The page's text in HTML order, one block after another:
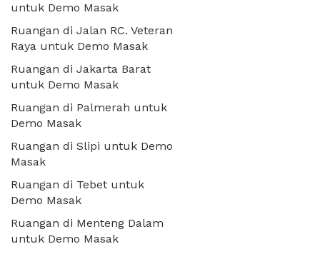
untuk Demo Masak
Ruangan di Jalan RC. Veteran
Raya untuk Demo Masak
Ruangan di Jakarta Barat
untuk Demo Masak
Ruangan di Palmerah untuk
Demo Masak
Ruangan di Slipi untuk Demo
Masak
Ruangan di Tebet untuk
Demo Masak
Ruangan di Menteng Dalam
untuk Demo Masak